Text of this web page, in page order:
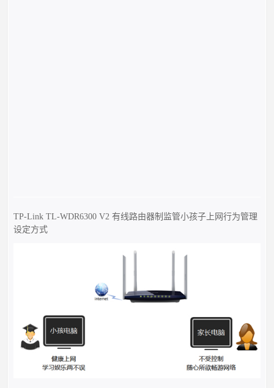
TP-Link TL-WDR6300 V2 有线路由器制监管小孩子上网行为管理
设定方式